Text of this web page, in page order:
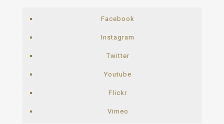
Facebook
Instagram
Twitter
Youtube
Flickr
Vimeo